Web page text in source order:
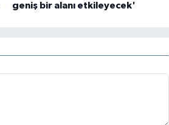
geniş bir alanı etkileyecek'